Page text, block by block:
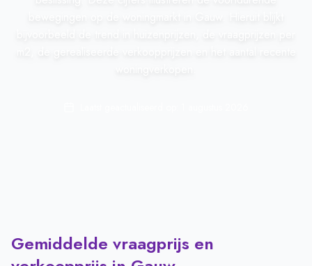
Gemiddelde vraagprijs en